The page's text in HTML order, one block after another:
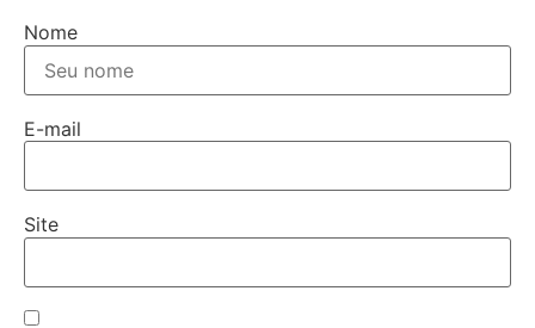
Nome
E-mail
Site